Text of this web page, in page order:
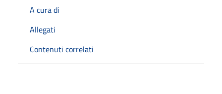
A cura di
Allegati
Contenuti correlati